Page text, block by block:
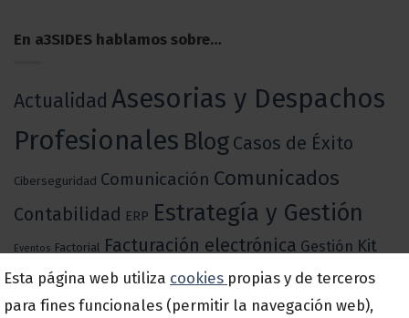
En a3SIDES hablamos sobre…
Actualidad Asesorias y Despachos
Profesionales Blog Casos de Éxito
Ciberseguridad Comunicación Comunicados
Contabilidad ERP Estrategía y Gestión
Eventos Factorial Facturación electrónica Gestión Kit
Digital MarketingPymes y
Esta página web utiliza cookies propias y de terceros
para fines funcionales (permitir la navegación web),